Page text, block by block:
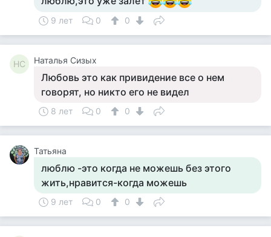
9 лет 0 0
НС Наталья Сизых
Любовь это как привидение все о нем
говорят, но никто его не видел
8 лет 0 0
Татьяна
люблю -это когда не можешь без этого
жить,нравится-когда можешь
9 лет 0 0